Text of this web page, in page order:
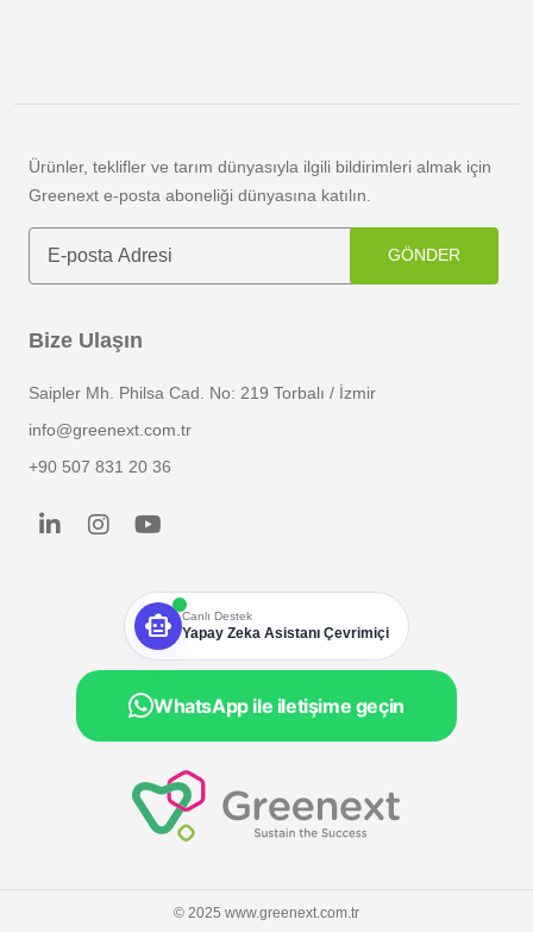
Ürünler, teklifler ve tarım dünyasıyla ilgili bildirimleri almak için
Greenext e-posta aboneliği dünyasına katılın.
GÖNDER
Bize Ulaşın
Saipler Mh. Philsa Cad. No: 219 Torbalı / İzmir
info@greenext.com.tr
+90 507 831 20 36
smart_toy Canlı Destek
Yapay Zeka Asistanı Çevrimiçi
WhatsApp ile iletişime geçin
© 2025 www.greenext.com.tr